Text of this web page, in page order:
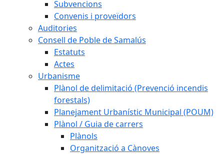
Subvencions
Convenis i proveïdors
Auditories
Consell de Poble de Samalús
Estatuts
Actes
Urbanisme
Plànol de delimitació (Prevenció incendis
forestals)
Planejament Urbanístic Municipal (POUM)
Plànol / Guia de carrers
Plànols
Organització a Cànoves